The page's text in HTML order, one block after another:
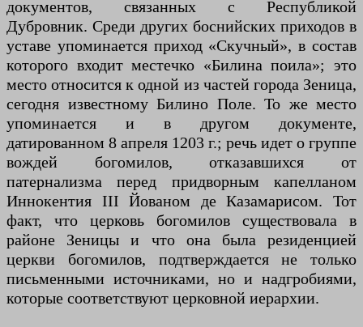
документов, связанных с Республикой
Дубровник. Среди других боснийских приходов в
уставе упоминается приход «Скучный», в состав
которого входит местечко «Билина поила»; это
место относится к одной из частей города Зеница,
сегодня известному Билино Поле. То же место
упоминается и в другом документе,
датированном 8 апреля 1203 г.; речь идет о группе
вождей богомилов, отказавшихся от
патернализма перед придворным капелланом
Иннокентия III Йованом де Казамарисом. Тот
факт, что церковь богомилов существовала в
районе Зеницы и что она была резиденцией
церкви богомилов, подтверждается не только
письменными источниками, но и надгробиями,
которые соответствуют церковной иерархии.